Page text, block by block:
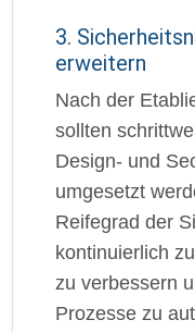
3.
erweitern
Nach der
sollten
Design- und
umgesetzt
Reifegrad der
kontinuierlich
zu verbessern
Prozesse zu